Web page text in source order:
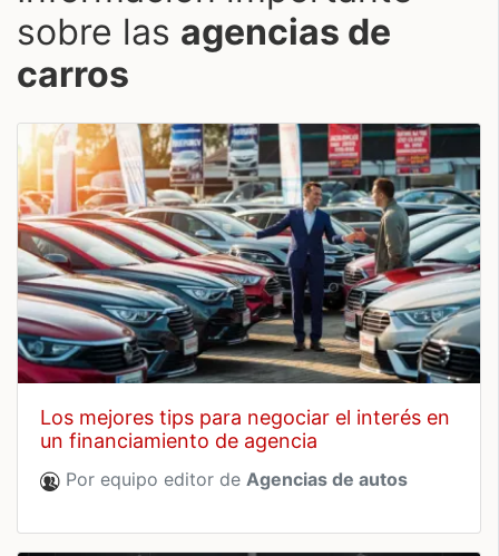
sobre las agencias de
carros
los mejores tips para negociar el interés en
un financiamiento de agencia
Por equipo editor de Agencias de autos